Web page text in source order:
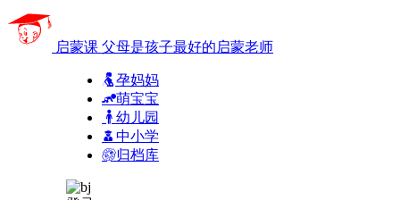
启蒙课 父母是孩子最好的启蒙老师
孕妈妈
萌宝宝
幼儿园
中小学
归档库